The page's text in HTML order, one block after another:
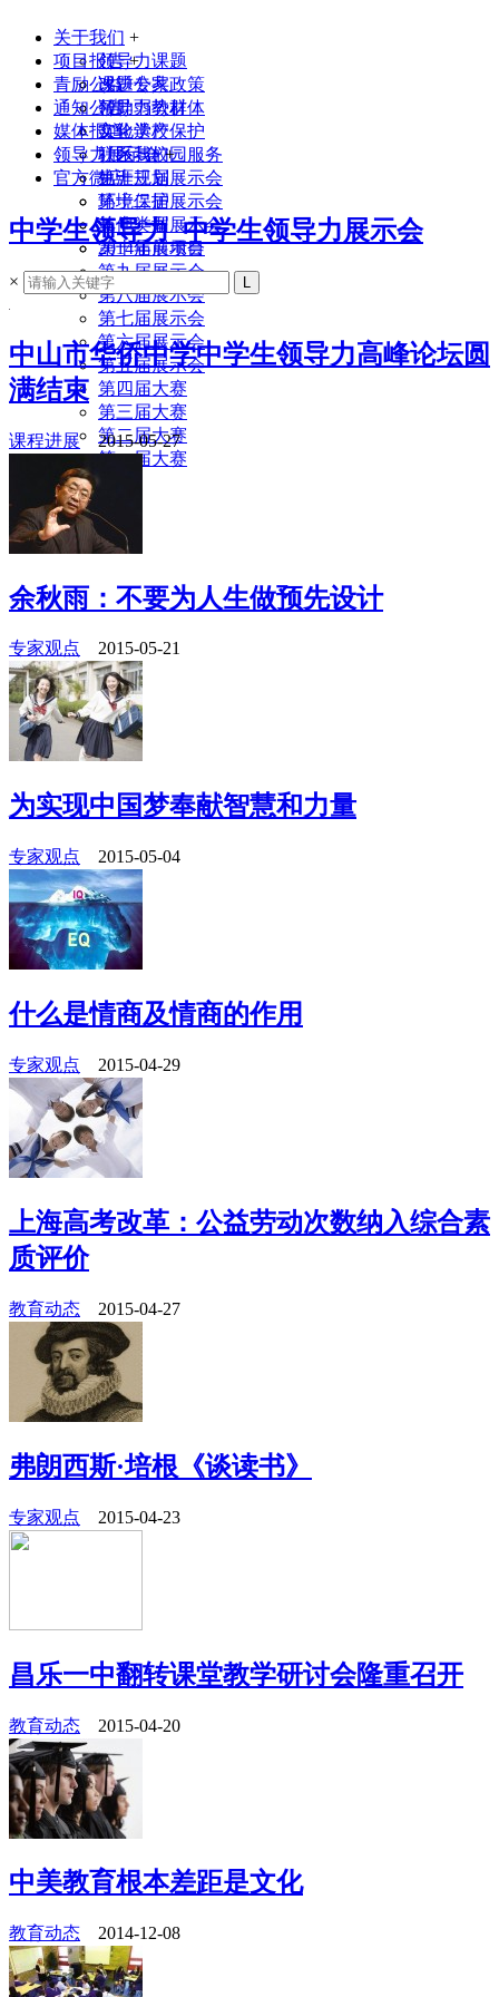
关于我们 +
领导力课题
课题专家
领导力教材
实验学校
联系我们
项目报告 +
改进公共政策
帮助弱势群体
文化遗产保护
社区与校园服务
生涯规划
环境保护
其他类型
2014年前项目
青励公益
通知公告
媒体报道
领导力展示会 +
第十三届展示会
第十二届展示会
第十一届展示会
第十届展示会
第九届展示会
第八届展示会
第七届展示会
第六届展示会
第五届展示会
第四届大赛
第三届大赛
第二届大赛
第一届大赛
官方微店
中学生领导力_中学生领导力展示会
×
中山市华侨中学中学生领导力高峰论坛圆
满结束
课程进展2015-05-27
余秋雨：不要为人生做预先设计
专家观点 2015-05-21
为实现中国梦奉献智慧和力量
专家观点 2015-05-04
什么是情商及情商的作用
专家观点 2015-04-29
上海高考改革：公益劳动次数纳入综合素
质评价
教育动态 2015-04-27
弗朗西斯·培根《谈读书》
专家观点 2015-04-23
昌乐一中翻转课堂教学研讨会隆重召开
教育动态 2015-04-20
中美教育根本差距是文化
教育动态 2014-12-08